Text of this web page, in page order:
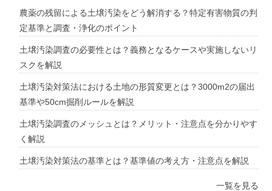
農薬の残留による土壌汚染をどう解消する？特定有害物質の判
定基準と調査・浄化のポイント
土壌汚染調査の必要性とは？義務となるケースや実施しないリ
スクを解説
土壌汚染対策法における土地の形質変更とは？3000m2の届出
基準や50cm掘削ルールを解説
土壌汚染調査のメッシュとは？メリット・注意点を分かりやす
く解説
土壌汚染対策法の基準とは？基準値の考え方・注意点を解説
一覧を見る